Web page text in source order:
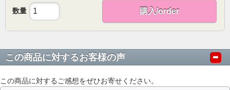
数量 購入/order
この商品に対するお客様の声
この商品に対するご感想をぜひお寄せください。